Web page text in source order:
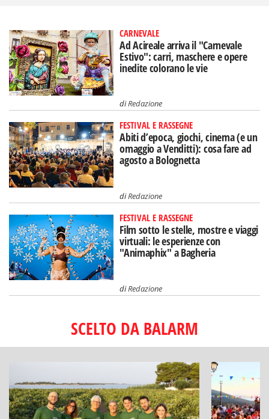
CARNEVALE
Ad Acireale arriva il "Carnevale
Estivo": carri, maschere e opere
inedite colorano le vie
diRedazione
FESTIVAL E RASSEGNE
Abiti d’epoca, giochi, cinema (e un
omaggio a Venditti): cosa fare ad
agosto a Bolognetta
diRedazione
FESTIVAL E RASSEGNE
Film sotto le stelle, mostre e viaggi
virtuali: le esperienze con
"Animaphix" a Bagheria
diRedazione
SCELTO DA BALARM